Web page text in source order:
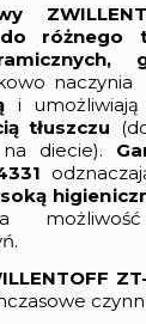
do różnego
naczynia
i umożliwiają
tłuszczu
diecie).
możliwość